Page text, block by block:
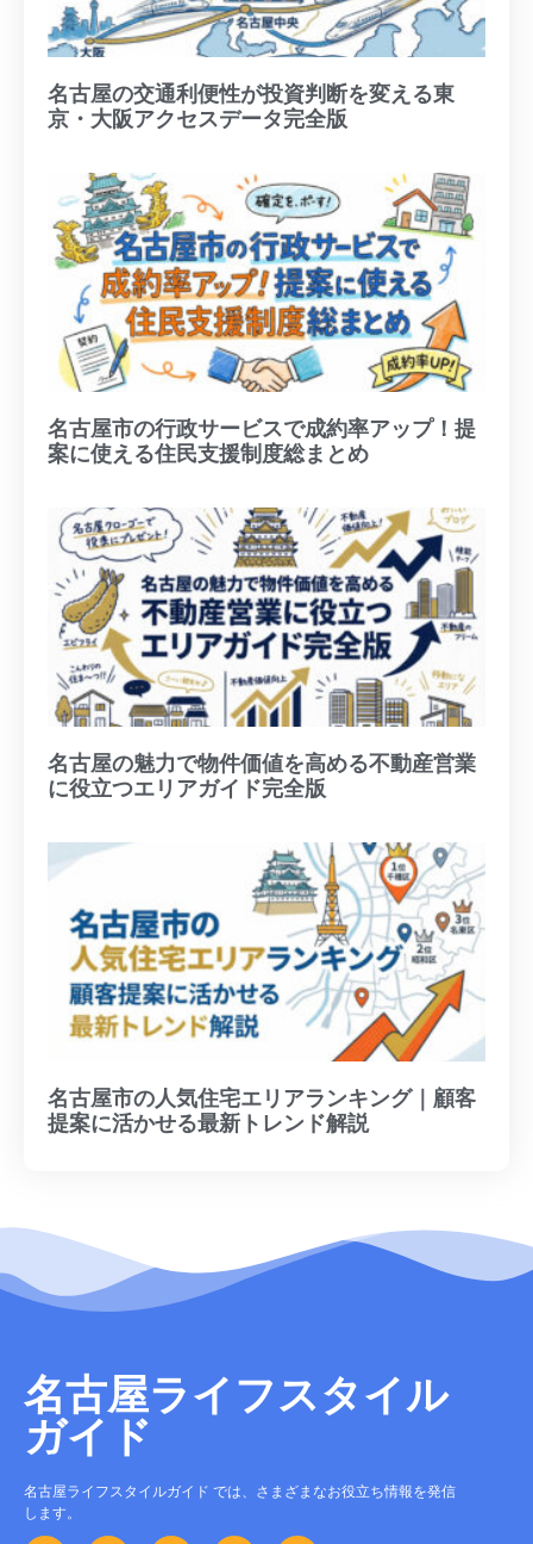
名古屋の交通利便性が投資判断を変える東
京・大阪アクセスデータ完全版
名古屋市の行政サービスで成約率アップ！提
案に使える住民支援制度総まとめ
名古屋の魅力で物件価値を高める不動産営業
に役立つエリアガイド完全版
名古屋市の人気住宅エリアランキング｜顧客
提案に活かせる最新トレンド解説
名古屋ライフスタイル
ガイド
名古屋ライフスタイルガイド では、さまざまなお役立ち情報を発信
します。